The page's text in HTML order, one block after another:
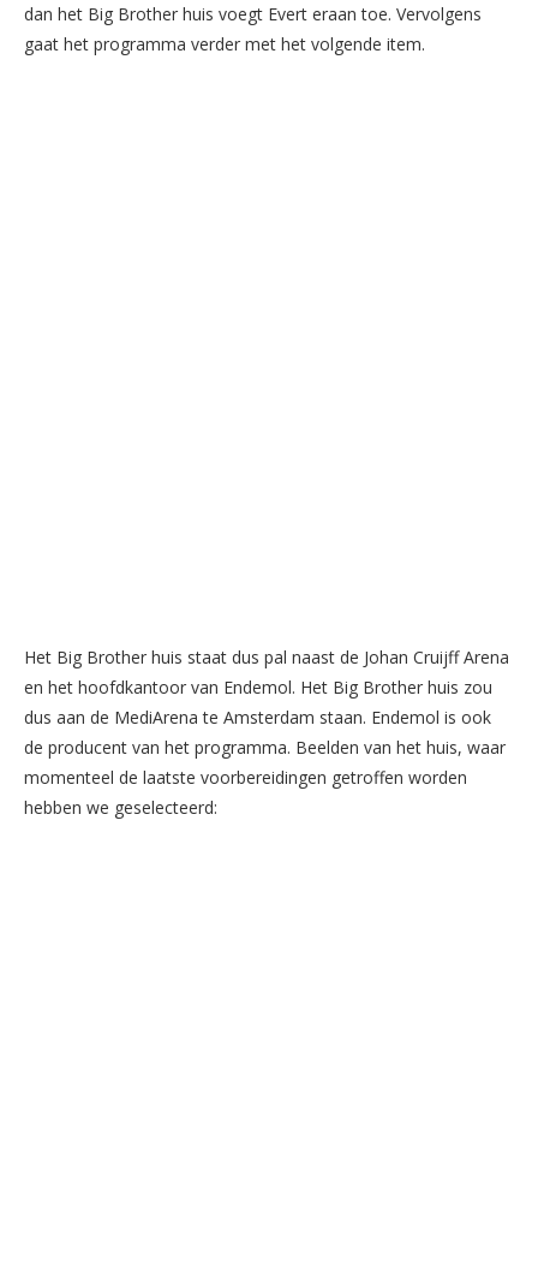
dan het Big Brother huis voegt Evert eraan toe. Vervolgens
gaat het programma verder met het volgende item.
Het Big Brother huis staat dus pal naast de Johan Cruijff Arena
en het hoofdkantoor van Endemol. Het Big Brother huis zou
dus aan de MediArena te Amsterdam staan. Endemol is ook
de producent van het programma. Beelden van het huis, waar
momenteel de laatste voorbereidingen getroffen worden
hebben we geselecteerd: